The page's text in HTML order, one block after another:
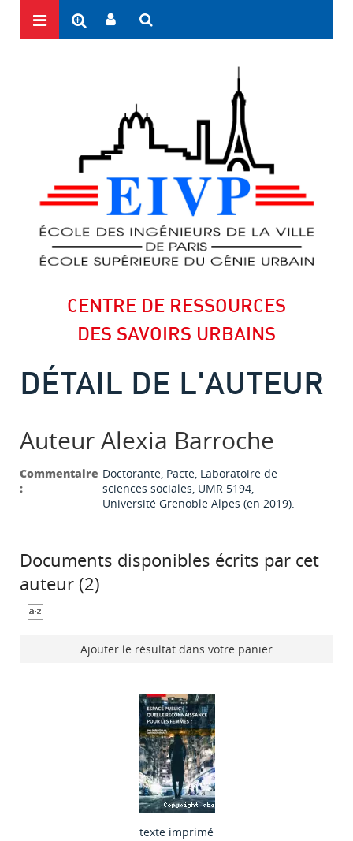
CENTRE DE RESSOURCES
DES SAVOIRS URBAINS
DÉTAIL DE L'AUTEUR
Auteur Alexia Barroche
Commentaire
:
Doctorante, Pacte, Laboratoire de
sciences sociales, UMR 5194,
Université Grenoble Alpes (en 2019).
Documents disponibles écrits par cet
auteur (2)
Ajouter le résultat dans votre panier
texte imprimé